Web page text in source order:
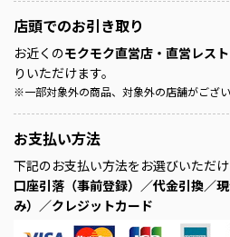
店頭でのお引き取り
お近くのモクモク直営店・直営レス
りいただけます。
※一部対象外の商品、対象外の店舗がござい
お支払い方法
下記のお支払い方法をお選びいただけ
口座引落（事前登録）／代金引換／
み）／クレジットカード